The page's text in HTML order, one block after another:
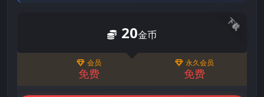
下载
20金币
会员
免费
永久会员
免费